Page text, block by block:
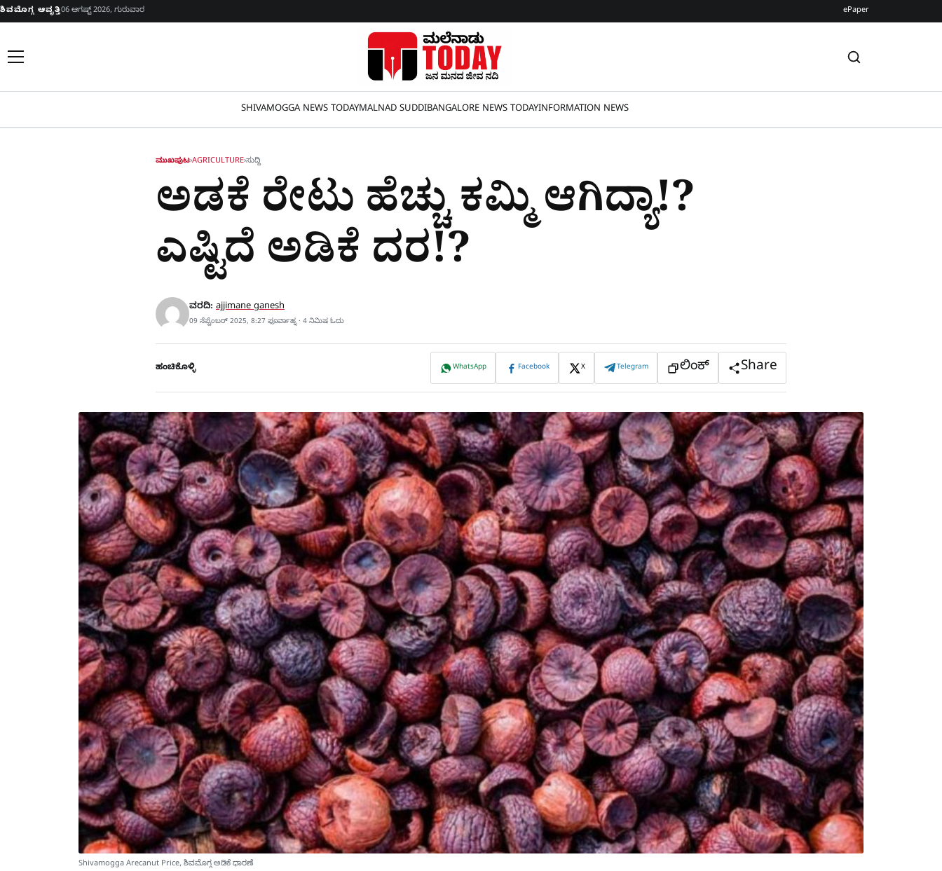
Skip to content
ಶಿವಮೊಗ್ಗ ಆವೃತ್ತಿ06 ಆಗಷ್ಟ್ 2026, ಗುರುವಾರ ePaper
SHIVAMOGGA NEWS TODAYMALNAD SUDDIBANGALORE NEWS TODAYINFORMATION NEWS
ಮುಖಪುಟ›AGRICULTURE›ಸುದ್ದಿ
ಅಡಕೆ ರೇಟು ಹೆಚ್ಚು ಕಮ್ಮಿ ಆಗಿದ್ಯಾ!?
ಎಷ್ಟಿದೆ ಅಡಿಕೆ ದರ!?
ವರದಿ: ajjimane ganesh
09 ಸೆಪ್ಟೆಂಬರ್ 2025, 8:27 ಫೂರ್ವಾಹ್ನ · 4 ನಿಮಿಷ ಓದು
ಹಂಚಿಕೊಳ್ಳಿ WhatsApp Facebook X Telegram ಲಿಂಕ್ Share
Shivamogga Arecanut Price, ಶಿವಮೊಗ್ಗ ಅಡಿಕೆ ಧಾರಣೆ